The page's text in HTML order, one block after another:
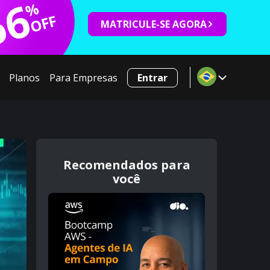
%
OFF MATRICULE-SE AGORA
Planos Para Empresas Entrar
Recomendados para
você